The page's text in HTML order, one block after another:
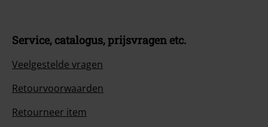
Service, catalogus, prijsvragen etc.
Veelgestelde vragen
Retourvoorwaarden
Retourneer item